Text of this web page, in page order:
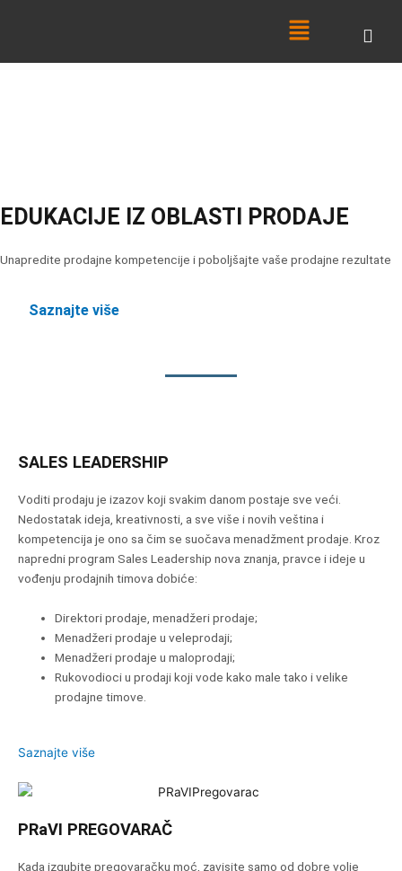
Menu
EDUKACIJE IZ OBLASTI PRODAJE
Unapredite prodajne kompetencije i poboljšajte vaše prodajne rezultate
Saznajte više
SALES LEADERSHIP
Voditi prodaju je izazov koji svakim danom postaje sve veći.
Nedostatak ideja, kreativnosti, a sve više i novih veština i
kompetencija je ono sa čim se suočava menadžment prodaje. Kroz
napredni program Sales Leadership nova znanja, pravce i ideje u
vođenju prodajnih timova dobiće:
Direktori prodaje, menadžeri prodaje;
Menadžeri prodaje u veleprodaji;
Menadžeri prodaje u maloprodaji;
Rukovodioci u prodaji koji vode kako male tako i velike
prodajne timove.
Saznajte više
PRaVI PREGOVARAČ
Kada izgubite pregovaračku moć, zavisite samo od dobre volje